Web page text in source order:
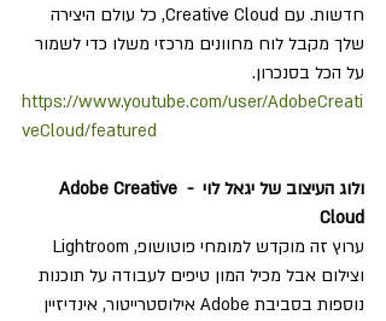
חדשות. עם Creative Cloud, כל עולם היצירה
שלך מקבל לוח מחוונים מרכזי משלו כדי לשמור
על הכל בסנכרון.
https://www.youtube.com/user/AdobeCreati
veCloud/featured
ולוג העיצוב של יגאל לוי  - Adobe Creative
Cloud
וצילום אבל מכיל המון טיפים לעבודה על תוכנות
נוספות בסביבת Adobe אילוסטרייטור, אינדיזיין